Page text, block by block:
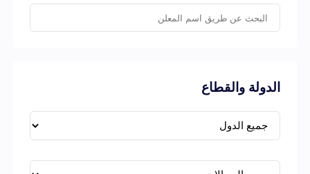
الدولة والقطاع